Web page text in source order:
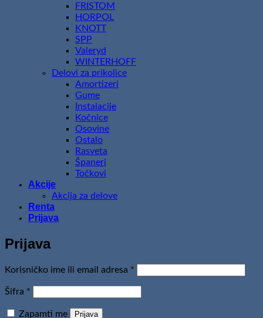
FRISTOM
HORPOL
KNOTT
SPP
Valeryd
WINTERHOFF
Delovi za prikolice
Amortizeri
Gume
Instalacije
Kočnice
Osovine
Ostalo
Rasveta
Španeri
Točkovi
Akcije
Akcija za delove
Renta
Prijava
Prijava
Korisničko ime ili email adresa *
Šifra *
Zapamti me Prijava